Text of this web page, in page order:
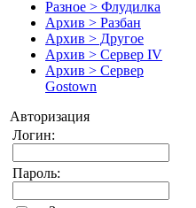
Разное > Флудилка
Архив > Разбан
Архив > Другое
Архив > Сервер IV
Архив > Сервер
Gostown
Авторизация
Логин:
Пароль: